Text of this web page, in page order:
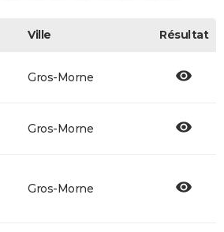
Ville Résultat
Gros-Morne
Gros-Morne
Gros-Morne